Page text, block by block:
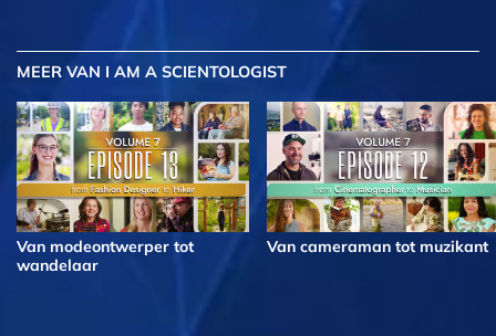
MEER VAN I AM A SCIENTOLOGIST
Van modeontwerper tot
wandelaar
Van cameraman tot muzikant